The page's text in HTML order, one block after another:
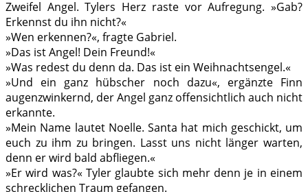
Zweifel Angel. Tylers Herz raste vor Aufregung. »Gab?
Erkennst du ihn nicht?«
»Wen erkennen?«, fragte Gabriel.
»Das ist Angel! Dein Freund!«
»Was redest du denn da. Das ist ein Weihnachtsengel.«
»Und ein ganz hübscher noch dazu«, ergänzte Finn
augenzwinkernd, der Angel ganz offensichtlich auch nicht
erkannte.
»Mein Name lautet Noelle. Santa hat mich geschickt, um
euch zu ihm zu bringen. Lasst uns nicht länger warten,
denn er wird bald abfliegen.«
»Er wird was?« Tyler glaubte sich mehr denn je in einem
schrecklichen Traum gefangen.